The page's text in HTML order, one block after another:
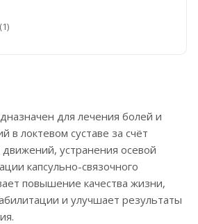
для лечения болей и
в локтевом суставе за счёт
устранения осевой
капсульно-связочного
повышение качества жизни,
и улучшает результаты